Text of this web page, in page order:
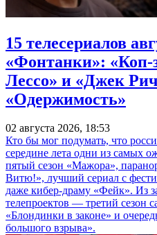
15 телесериалов
«Фонтанки»: «Коп-
Лессо» и «Джек
«Одержимость»
02 августа 2026, 18:53
Кто бы мог подумать, что
середине лета одни из самых
пятый сезон «Мажора»,
Витю!», лучший сериал с
даже кибер-драму «Фейк». Из
телепроектов — третий сезон
«Блондинки в законе» и
большого взрыва».